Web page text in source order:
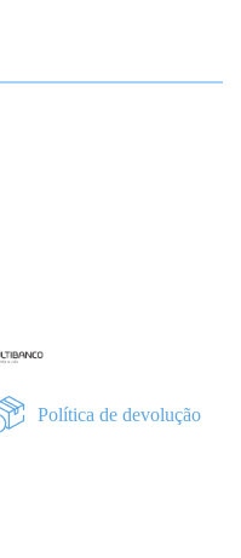
Política de devolução